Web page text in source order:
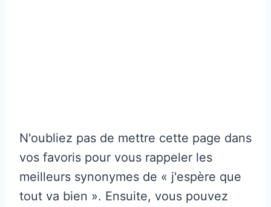
N'oubliez pas de mettre cette page dans
vos favoris pour vous rappeler les
meilleurs synonymes de « j'espère que
tout va bien ». Ensuite, vous pouvez